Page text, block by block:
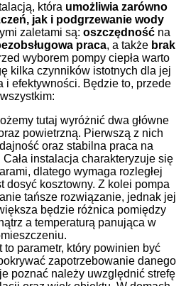
która umożliwia zarówno
jak i podgrzewanie wody
zaletami są: oszczędność na
praca, a także brak
wyborem pompy ciepła warto
kilka czynników istotnych dla jej
i efektywności. Będzie to, przede
wszystkim:
tutaj wyróżnić dwa główne
powietrzną. Pierwszą z nich
oraz stabilna praca na
Cała instalacja charakteryzuje się
dlatego wymaga rozległej
dosyć kosztowny. Z kolei pompa
tańsze rozwiązanie, jednak jej
będzie różnica pomiędzy
a temperaturą panująca w
to parametr, który powinien być
zapotrzebowanie danego
poznać należy uwzględnić strefę